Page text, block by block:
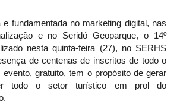
fundamentada no marketing digital, nas
e no Seridó Geoparque, o 14º
nesta quinta-feira (27), no SERHS
de centenas de inscritos de todo o
gratuito, tem o propósito de gerar
todo o setor turístico em prol do